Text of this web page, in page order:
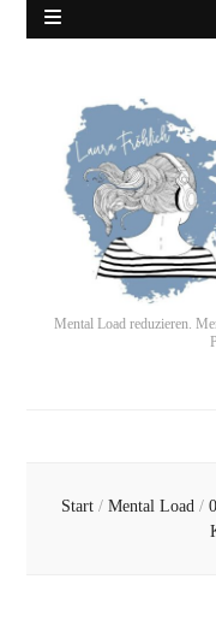
Mental Load reduzieren.
Start / Mental Load /